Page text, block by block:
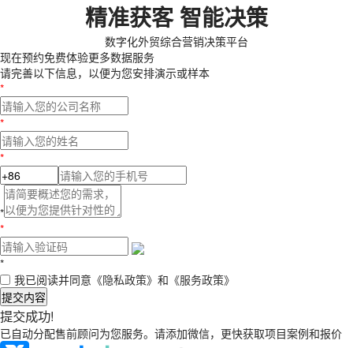
精准获客 智能决策
数字化外贸综合营销决策平台
现在预约免费体验更多数据服务
请完善以下信息，以便为您安排演示或样本
*
*
*
*
*
*
我已阅读并同意 《隐私政策》 和 《服务政策》
提交内容
提交成功!
已自动分配售前顾问为您服务。请添加微信，更快获取项目案例和报价